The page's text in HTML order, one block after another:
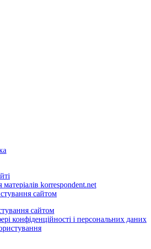
korrespondent.net
сайтом
сайтом
конфіденційності і персональних даних